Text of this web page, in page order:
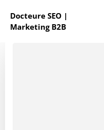
Docteure SEO |
Marketing B2B